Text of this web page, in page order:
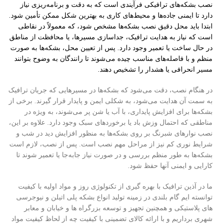
نصب بشکه‌های ترافیکی فرآیندی است که به دقت و برنامه‌ریزی نیاز
دارد تا ایمنی جاده‌ها و محیط‌های کاری به بهترین شکل ممکن تأمین شود.
ابتدا باید محل دقیق نصب بشکه‌ها مشخص شود، که معمولاً در نقاطی
است که نیاز به هدایت ترافیک، جداسازی مسیرها، یا محافظت از مناطق
در حال ساخت یا تعمیر وجود دارد. پس از تعیین محل، بشکه‌ها به صورت
منظم و با فاصله‌های مناسب چیده می‌شوند تا رانندگان به وضوح بتوانند
مسیر انحرافی یا هشدار را تشخیص دهند.
در هنگام نصب، دقت می‌شود که بشکه‌ها در مسیرهایی که جریان ترافیک
به سمت آن هدایت می‌شود، به شکلی ایمن و پایدار قرار گیرند. برخی از
بشکه‌ها برای افزایش پایداری، با آب یا شن پر می‌شوند، به ویژه در
مناطقی که احتمال وزش باد یا برخوردهای سبک وجود دارد. علاوه بر این،
نصب نوارهای شبرنگ بر روی بشکه‌ها به منظور افزایش دید در شب و
شرایط نوری کم نیز از مراحل مهم نصب است. پس از نصب، لازم است
بشکه‌ها به طور منظم بررسی و در صورت نیاز جابه‌جا یا تعمیر شوند تا
کارایی و ایمنی آنها حفظ شود.
ما در آذین ترافیک با بهره گیری از تکنولوژی روز و مواد اولیه با کیفیت
توانسته ایم گام بلندی در زمینه تولید انواع بشکه پلی اتیلن و نیوجرسی
های پلاستیکی و همچنین تجهیز و توسعه بزرگراه ها و خیابان و معابر
شهری برداریم و با ارائه کالای تضمینی با کیفیت چه از لحاظ کیفیت مواد